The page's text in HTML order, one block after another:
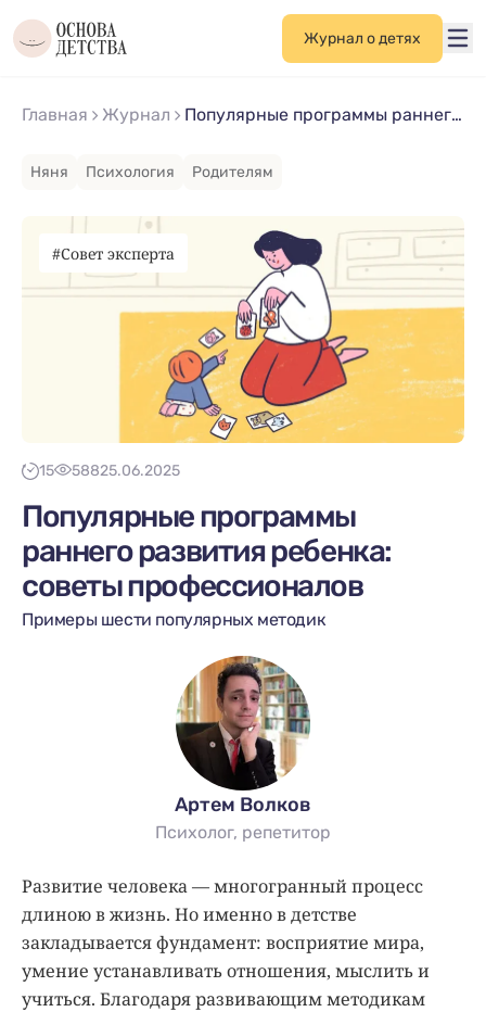
Журнал о детях
Главная Журнал Популярные программы раннего развития ребенка: советы профессионалов
Няня Психология Родителям
#Совет эксперта
15 58825.06.2025
Популярные программы
раннего развития ребенка:
советы профессионалов
Примеры шести популярных методик
Артем Волков
Психолог, репетитор
Развитие человека — многогранный процесс
длиною в жизнь. Но именно в детстве
закладывается фундамент: восприятие мира,
умение устанавливать отношения, мыслить и
учиться. Благодаря развивающим методикам